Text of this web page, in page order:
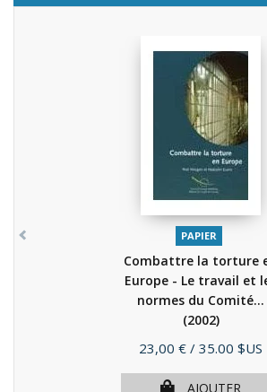
PAPIER
Combattre la torture
Europe - Le travail et
normes du Comité...
(2002)
Prix
23,00 € / 35.00 $US
AJOUTER